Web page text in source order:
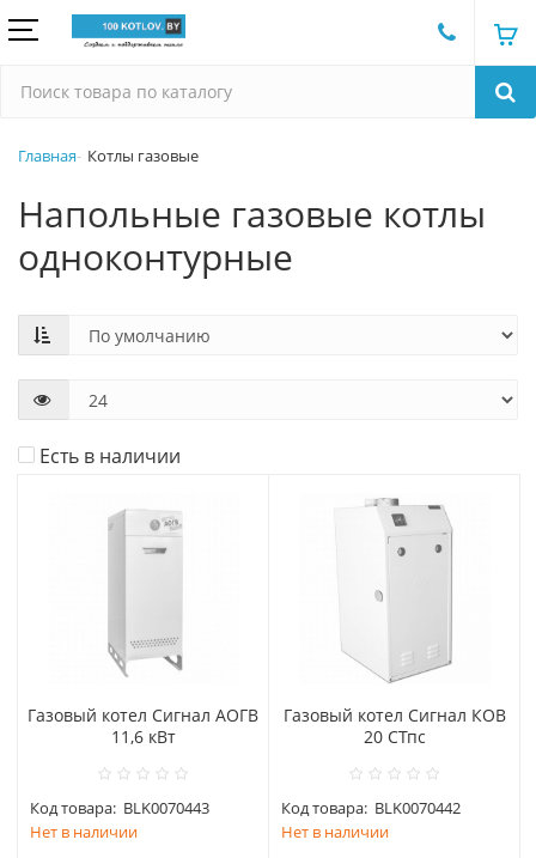
Главная Котлы газовые
Напольные газовые котлы
одноконтурные
Есть в наличии
Газовый котел Сигнал АОГВ
11,6 кВт
Код товара: BLK0070443
Нет в наличии
Газовый котел Сигнал КОВ
20 СТпс
Код товара: BLK0070442
Нет в наличии